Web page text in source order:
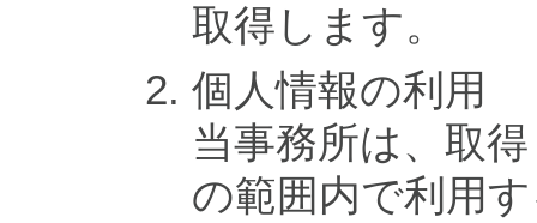
取得します。
個人情報の利用
当事務所は、取
の範囲内で利用